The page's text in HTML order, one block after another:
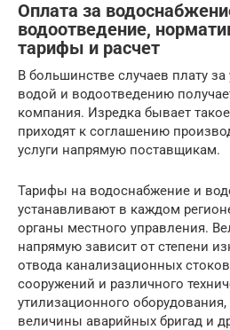
Оплата за
водоотведение,
тарифы и расчет
В большинстве случаев плату
водой и водоотведению
компания. Изредка бывает
приходят к соглашению
услуги напрямую поставщикам.
Тарифы на водоснабжение и
устанавливают в каждом
органы местного управления.
напрямую зависит от степени
отвода канализационных
сооружений и различного
утилизационного
величины аварийных бригад и